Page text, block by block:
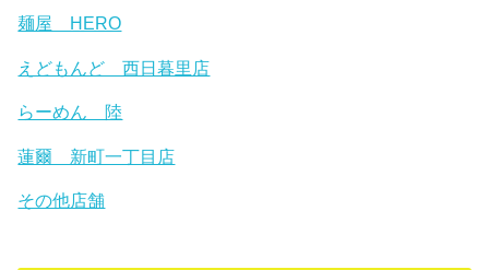
麺屋 HERO
えどもんど 西日暮里店
らーめん 陸
蓮爾 新町一丁目店
その他店舗